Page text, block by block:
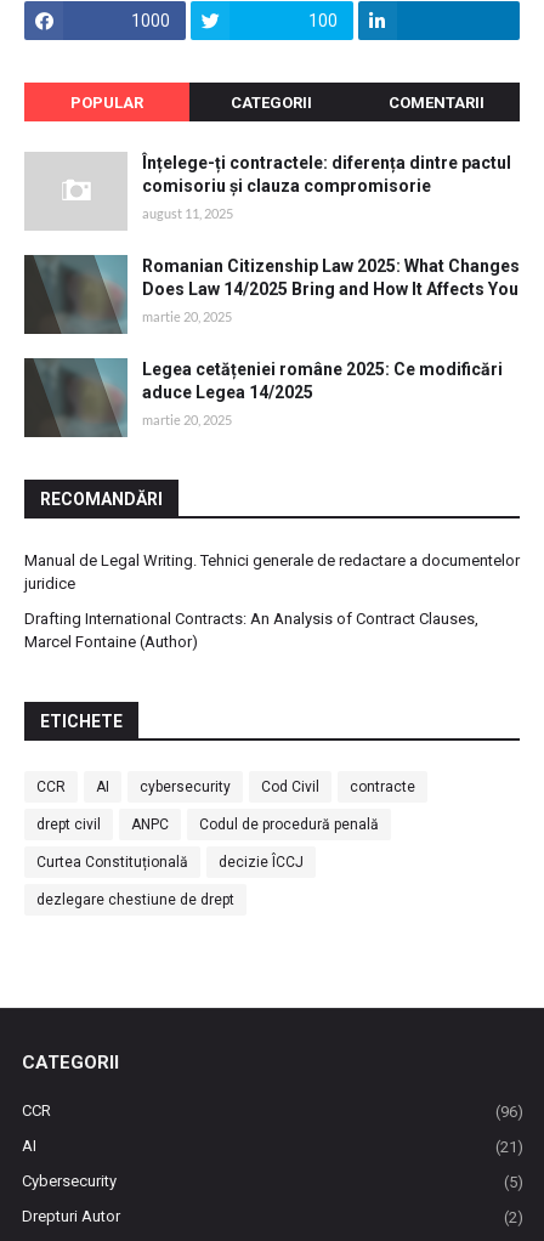
1000 100
POPULAR CATEGORII COMENTARII
Înțelege-ți contractele: diferența dintre pactul
comisoriu și clauza compromisorie
august 11, 2025
Romanian Citizenship Law 2025: What Changes
Does Law 14/2025 Bring and How It Affects You
martie 20, 2025
Legea cetățeniei române 2025: Ce modificări
aduce Legea 14/2025
martie 20, 2025
RECOMANDĂRI
Manual de Legal Writing. Tehnici generale de redactare a documentelor
juridice
Drafting International Contracts: An Analysis of Contract Clauses,
Marcel Fontaine (Author)
ETICHETE
CCR AI cybersecurity Cod Civil contracte
drept civil ANPC Codul de procedură penală
Curtea Constituțională decizie ÎCCJ
dezlegare chestiune de drept
CATEGORII
CCR
(96)
AI
(21)
Cybersecurity
(5)
Drepturi Autor
(2)